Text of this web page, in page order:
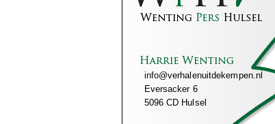
info@verhalenuitdekempen.nl
Eversacker 6
5096 CD Hulsel